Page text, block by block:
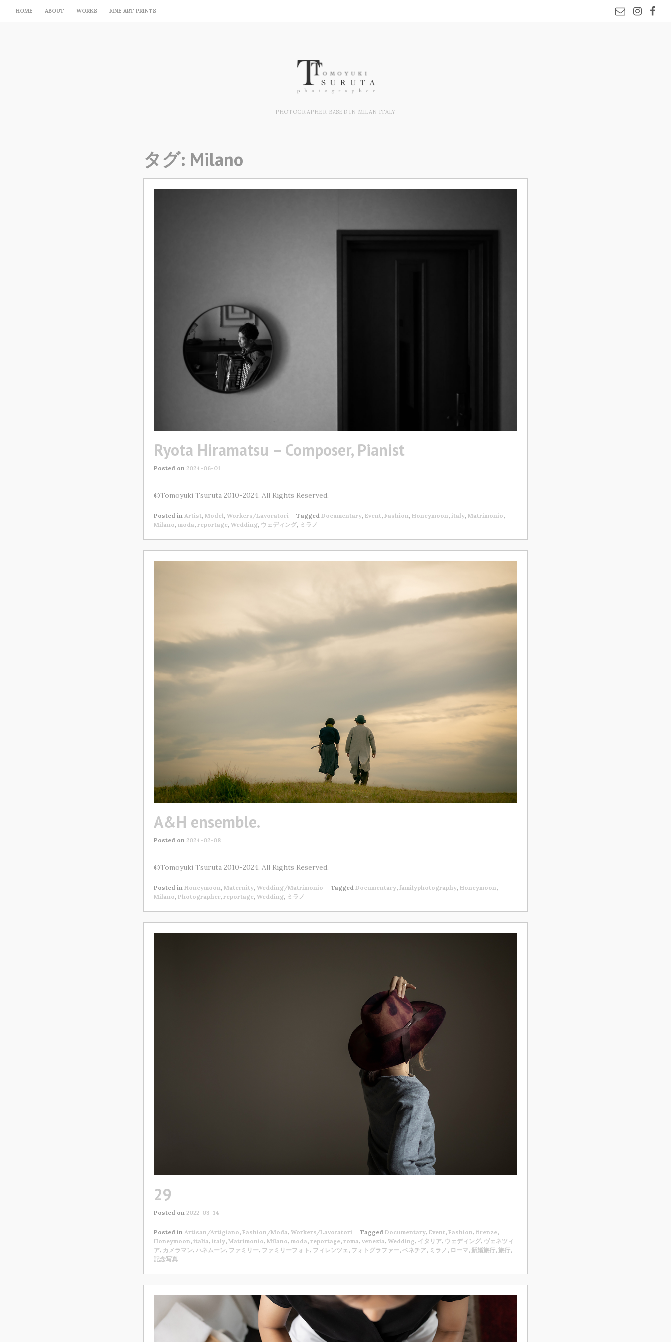
HOME ABOUT WORKS FINE ART PRINTS
PHOTOGRAPHER BASED IN MILAN ITALY
タグ: Milano
Ryota Hiramatsu – Composer, Pianist
Posted on 2024-06-01
©Tomoyuki Tsuruta 2010-2024. All Rights Reserved.
Posted in Artist, Model, Workers/Lavoratori Tagged Documentary, Event, Fashion, Honeymoon, italy, Matrimonio,
Milano, moda, reportage, Wedding, ウェディング, ミラノ
A&H ensemble.
Posted on 2024-02-08
©Tomoyuki Tsuruta 2010-2024. All Rights Reserved.
Posted in Honeymoon, Maternity, Wedding/Matrimonio Tagged Documentary, familyphotography, Honeymoon,
Milano, Photographer, reportage, Wedding, ミラノ
29
Posted on 2022-03-14
Posted in Artisan/Artigiano, Fashion/Moda, Workers/Lavoratori Tagged Documentary, Event, Fashion, firenze,
Honeymoon, italia, italy, Matrimonio, Milano, moda, reportage, roma, venezia, Wedding, イタリア, ウェディング, ヴェネツィ
ア, カメラマン, ハネムーン, ファミリー, ファミリーフォト , フィレンツェ , フォトグラファー, ベネチア, ミラノ , ローマ, 新婚旅行, 旅行,
記念写真